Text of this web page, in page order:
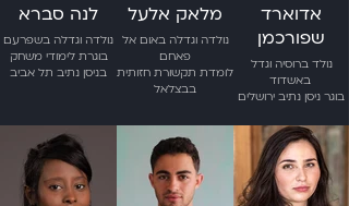
לנה סברא
נולדה וגדלה בשפרעם
בוגרת לימודי משחק
בניסן נתיב תל אביב
מלאק אלעל
נולדה וגדלה באום אל
פאחם
לומדת תקשורת חזותית
בבצלאל
אדוארד
שפורכמן
נולד ברוסיה וגדל
באשדוד
בוגר ניסן נתיב ירושלים